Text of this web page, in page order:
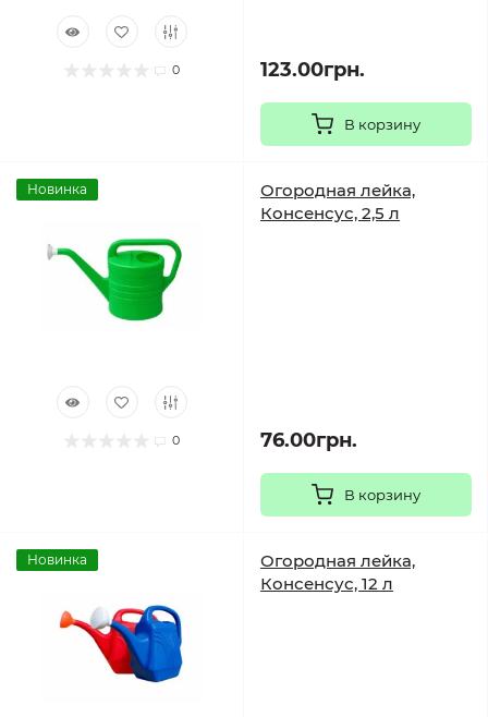
0 123.00грн.
В корзину
Новинка
0
Огородная лейка,
Консенсус, 2,5 л
76.00грн.
В корзину
Новинка
Огородная лейка,
Консенсус, 12 л